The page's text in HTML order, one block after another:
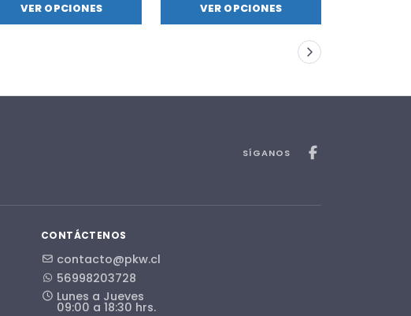
VER OPCIONES VER OPCIONES
SÍGANOS
CONTÁCTENOS
contacto@pkw.cl
56998203728
Lunes a Jueves
09:00 a 18:30 hrs.